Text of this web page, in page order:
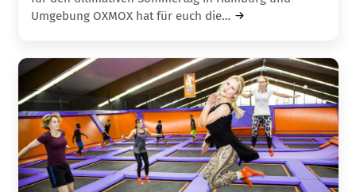
Umgebung OXMOX hat für euch die…